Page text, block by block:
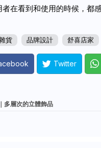
在看到和使用的時候，都
貨 品牌設計 舒喜店家
Twitter
多層次的立體飾品